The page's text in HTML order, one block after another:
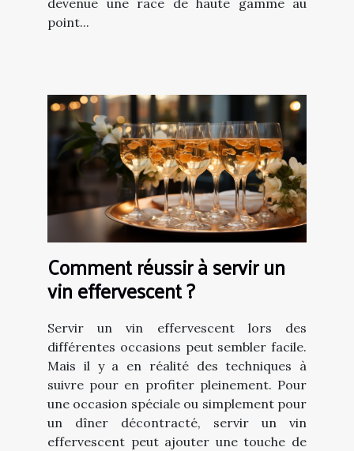
point...
Comment réussir à servir un
vin effervescent ?
Servir un vin effervescent lors des
différentes occasions peut sembler facile.
Mais il y a en réalité des techniques à
suivre pour en profiter pleinement. Pour
une occasion spéciale ou simplement pour
un dîner décontracté, servir un vin
effervescent peut ajouter une touche de